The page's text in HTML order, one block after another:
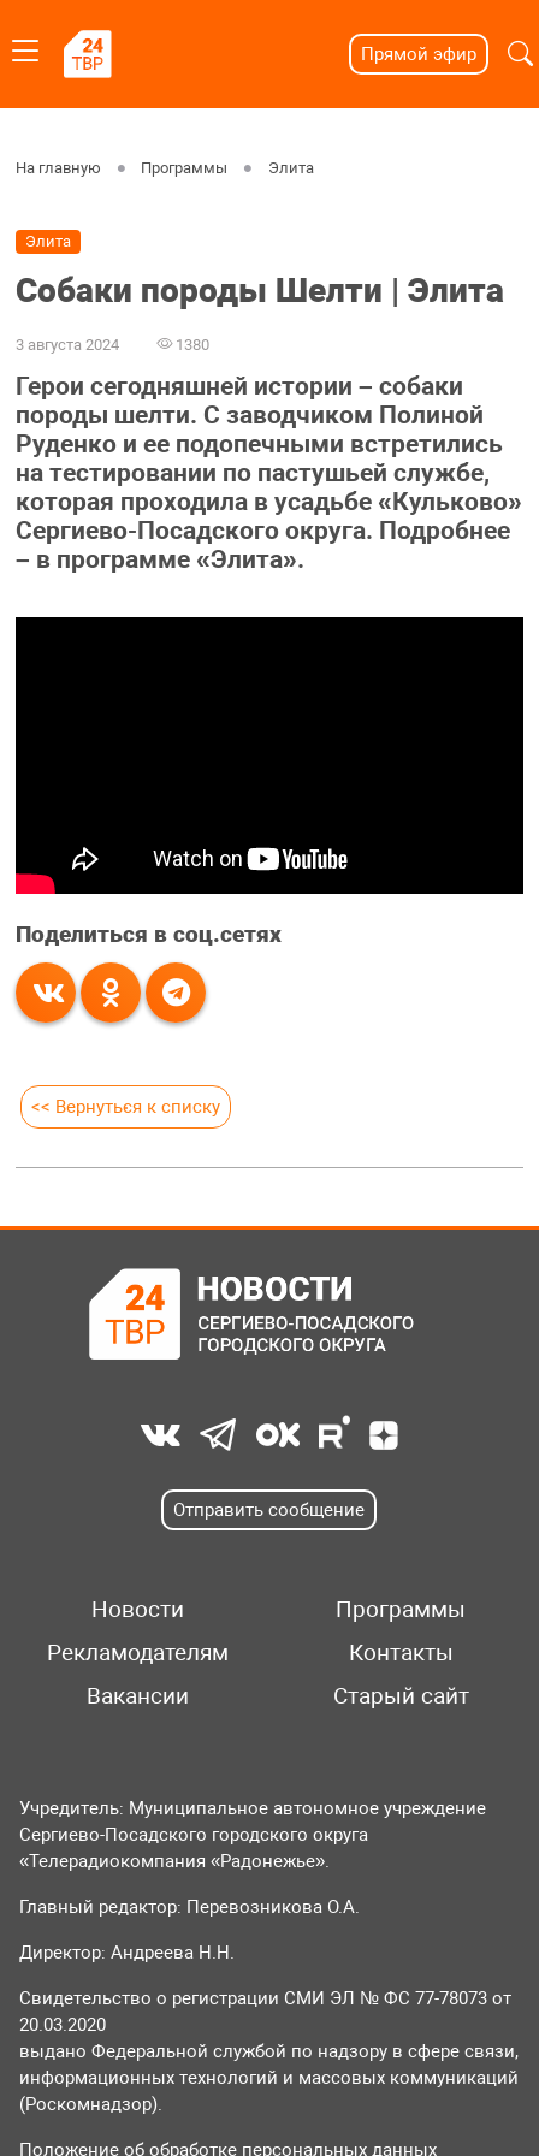
Прямой эфир
На главную Программы Элита
Элита
Собаки породы Шелти | Элита
3 августа 2024 1380
Герои сегодняшней истории – собаки
породы шелти. С заводчиком Полиной
Руденко и ее подопечными встретились
на тестировании по пастушьей службе,
которая проходила в усадьбе «Кульково»
Сергиево-Посадского округа. Подробнее
– в программе «Элита».
Поделиться в соц.сетях
<< Вернуться к списку
Отправить сообщение
Новости
Программы
Рекламодателям
Контакты
Вакансии
Старый сайт
Учредитель: Муниципальное автономное учреждение
Сергиево-Посадского городского округа
«Телерадиокомпания «Радонежье».
Главный редактор: Перевозникова О.А.
Директор: Андреева Н.Н.
Свидетельство о регистрации СМИ ЭЛ № ФС 77-78073 от
20.03.2020
выдано Федеральной службой по надзору в сфере связи,
информационных технологий и массовых коммуникаций
(Роскомнадзор).
Положение об обработке персональных данных